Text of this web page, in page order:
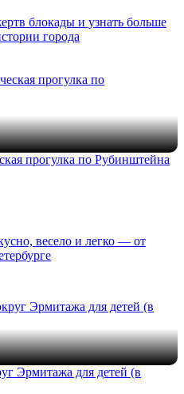
блокады и узнать больше
города
прогулка по Рубинштейна
весело и легко — от
Эрмитажа для детей (в